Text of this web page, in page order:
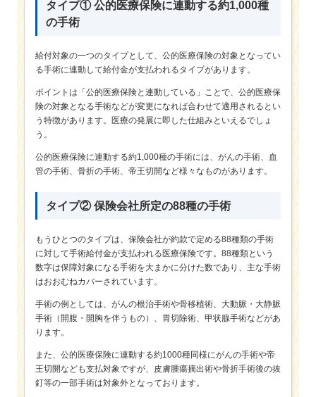
タイプ① 公的医療保険に連動する約1,000種
の手術
給付対象の一つのタイプとして、公的医療保険の対象となってい
る手術に連動して給付金が支払われるタイプがあります。
ポイントは「公的医療保険と連動している」ことで、公的医療保
険の対象となる手術などが変更になれば合わせて適用されるとい
う特徴があります。医療の発展に即した仕組みといえるでしょ
う。
公的医療保険に連動する約1,000種の手術には、がんの手術、血
管の手術、骨折の手術、帝王切開など様々なものがあります。
タイプ② 保険会社所定の88種の手術
もうひとつのタイプは、保険会社が約款で定める88種類の手術
に対して手術給付金が支払われる医療保険です。88種類という
数字は保障対象になる手術を大まかに分けた数であり、主な手術
はおおむねカバーされています。
手術の例としては、がんの根治手術や骨移植術、大動脈・大静脈
手術（開腹・開胸を伴うもの）、胃切除術、甲状腺手術などがあ
ります。
また、公的医療保険に連動する約1000種同様にがんの手術や帝
王切開なども支払対象ですが、皮膚腫瘍摘出術や骨折手術後の抜
釘等の一部手術は対象外となっております。